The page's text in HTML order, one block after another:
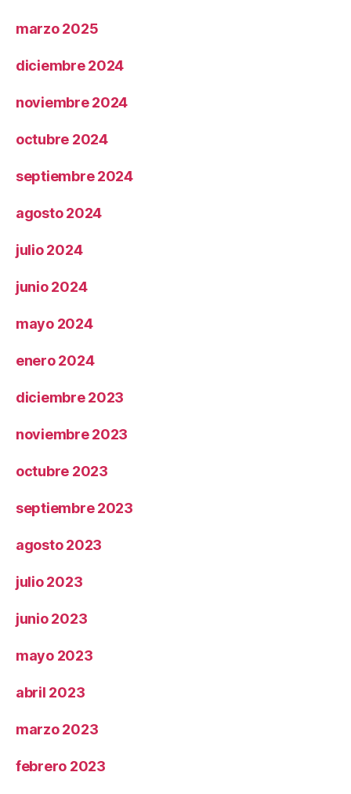
marzo 2025
diciembre 2024
noviembre 2024
octubre 2024
septiembre 2024
agosto 2024
julio 2024
junio 2024
mayo 2024
enero 2024
diciembre 2023
noviembre 2023
octubre 2023
septiembre 2023
agosto 2023
julio 2023
junio 2023
mayo 2023
abril 2023
marzo 2023
febrero 2023